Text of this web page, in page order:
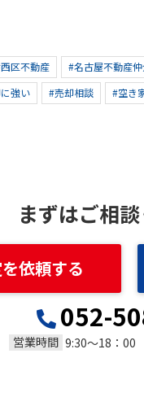
区不動産 #名古屋不動産仲
強い #売却相談 #空き
まずはご相
依頼する
052-
営業時間 9:30～18：00